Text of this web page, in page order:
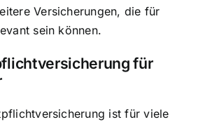
Versicherungen, die für
sein können.
für
ist für viele